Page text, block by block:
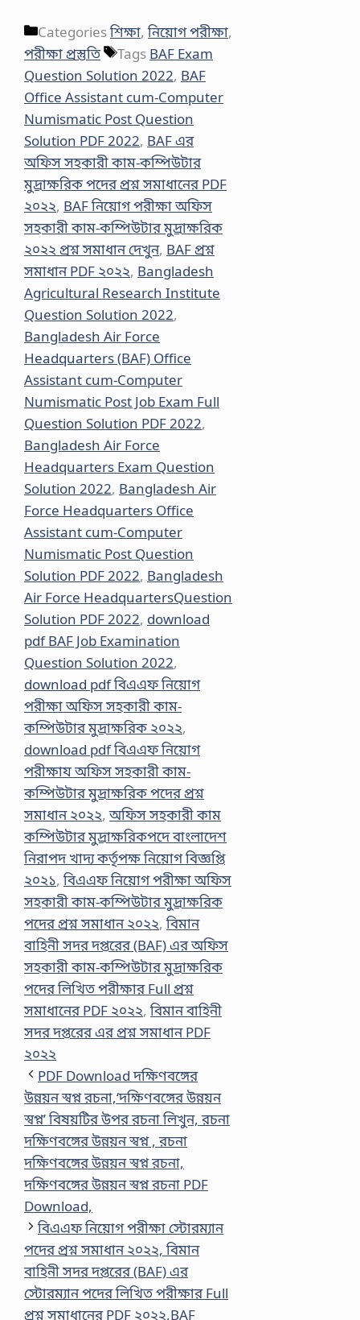
Categoriesশিক্ষা,নিয়োগ পরীক্ষা,
পরীক্ষা প্রস্তুতি
Tags BAF Exam
Question Solution 2022, BAF
Office Assistant cum-Computer
Numismatic Post Question
Solution PDF 2022, BAF এর
অফিস সহকারী কাম-কম্পিউটার
মুদ্রাক্ষরিক পদের প্রশ্ন সমাধানের PDF
২০২২, BAF নিয়োগ পরীক্ষা অফিস
সহকারী কাম-কম্পিউটার মুদ্রাক্ষরিক
২০২২ প্রশ্ন সমাধান দেখুন, BAF প্রশ্ন
সমাধান PDF ২০২২, Bangladesh
Agricultural Research Institute
Question Solution 2022,
Bangladesh Air Force
Headquarters (BAF) Office
Assistant cum-Computer
Numismatic Post Job Exam Full
Question Solution PDF 2022,
Bangladesh Air Force
Headquarters Exam Question
Solution 2022, Bangladesh Air
Force Headquarters Office
Assistant cum-Computer
Numismatic Post Question
Solution PDF 2022, Bangladesh
Air Force HeadquartersQuestion
Solution PDF 2022, download
pdf BAF Job Examination
Question Solution 2022,
download pdf বিএএফ নিয়োগ
পরীক্ষা অফিস সহকারী কাম-
কম্পিউটার মুদ্রাক্ষরিক ২০২২,
download pdf বিএএফ নিয়োগ
পরীক্ষায অফিস সহকারী কাম-
কম্পিউটার মুদ্রাক্ষরিক পদের প্রশ্ন
সমাধান ২০২২,অফিস সহকারী কাম
কম্পিউটার মুদ্রাক্ষরিকপদে বাংলাদেশ
নিরাপদ খাদ্য কর্তৃপক্ষ নিয়োগ বিজ্ঞপ্তি
২০২১,বিএএফ নিয়োগ পরীক্ষা অফিস
সহকারী কাম-কম্পিউটার মুদ্রাক্ষরিক
পদের প্রশ্ন সমাধান ২০২২,বিমান
বাহিনী সদর দপ্তরের (BAF) এর অফিস
সহকারী কাম-কম্পিউটার মুদ্রাক্ষরিক
পদের লিখিত পরীক্ষার Full প্রশ্ন
সমাধানের PDF ২০২২,বিমান বাহিনী
সদর দপ্তরের এর প্রশ্ন সমাধান PDF
২০২২
PDF Download দক্ষিণবঙ্গের
উন্নয়ন স্বপ্ন রচনা,‘দক্ষিণবঙ্গের উন্নয়ন
স্বপ্ন’ বিষয়টির উপর রচনা লিখুন, রচনা
দক্ষিণবঙ্গের উন্নয়ন স্বপ্ন , রচনা
দক্ষিণবঙ্গের উন্নয়ন স্বপ্ন রচনা,
দক্ষিণবঙ্গের উন্নয়ন স্বপ্ন রচনা PDF
Download,
বিএএফ নিয়োগ পরীক্ষা স্টোরম্যান
পদের প্রশ্ন সমাধান ২০২২, বিমান
বাহিনী সদর দপ্তরের (BAF) এর
স্টোরম্যান পদের লিখিত পরীক্ষার Full
প্রশ্ন সমাধানের PDF ২০২২,BAF